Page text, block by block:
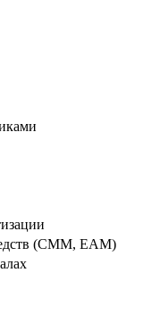
(CMM, EAM)